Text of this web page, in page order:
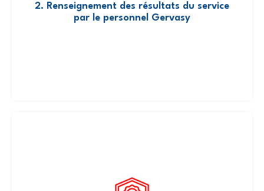
2. Renseignement des résultats du service
par le personnel Gervasy